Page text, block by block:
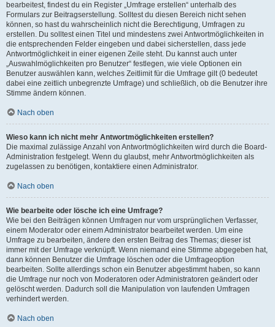
bearbeitest, findest du ein Register „Umfrage erstellen“ unterhalb des
Formulars zur Beitragserstellung. Solltest du diesen Bereich nicht sehen
können, so hast du wahrscheinlich nicht die Berechtigung, Umfragen zu
erstellen. Du solltest einen Titel und mindestens zwei Antwortmöglichkeiten in
die entsprechenden Felder eingeben und dabei sicherstellen, dass jede
Antwortmöglichkeit in einer eigenen Zeile steht. Du kannst auch unter
„Auswahlmöglichkeiten pro Benutzer“ festlegen, wie viele Optionen ein
Benutzer auswählen kann, welches Zeitlimit für die Umfrage gilt (0 bedeutet
dabei eine zeitlich unbegrenzte Umfrage) und schließlich, ob die Benutzer ihre
Stimme ändern können.
Nach oben
Wieso kann ich nicht mehr Antwortmöglichkeiten erstellen?
Die maximal zulässige Anzahl von Antwortmöglichkeiten wird durch die Board-
Administration festgelegt. Wenn du glaubst, mehr Antwortmöglichkeiten als
zugelassen zu benötigen, kontaktiere einen Administrator.
Nach oben
Wie bearbeite oder lösche ich eine Umfrage?
Wie bei den Beiträgen können Umfragen nur vom ursprünglichen Verfasser,
einem Moderator oder einem Administrator bearbeitet werden. Um eine
Umfrage zu bearbeiten, ändere den ersten Beitrag des Themas; dieser ist
immer mit der Umfrage verknüpft. Wenn niemand eine Stimme abgegeben hat,
dann können Benutzer die Umfrage löschen oder die Umfrageoption
bearbeiten. Sollte allerdings schon ein Benutzer abgestimmt haben, so kann
die Umfrage nur noch von Moderatoren oder Administratoren geändert oder
gelöscht werden. Dadurch soll die Manipulation von laufenden Umfragen
verhindert werden.
Nach oben